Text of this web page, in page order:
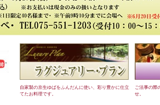
自家製の京生ゆばをふんだんに使い、彩り豊かに仕立
てたお料理です。
ご法事の際
せ。